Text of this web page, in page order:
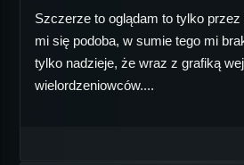
Szczerze to oglądam to tylko
mi się podoba, w sumie tego mi
tylko nadzieje, że wraz z grafiką
wielordzeniowców....